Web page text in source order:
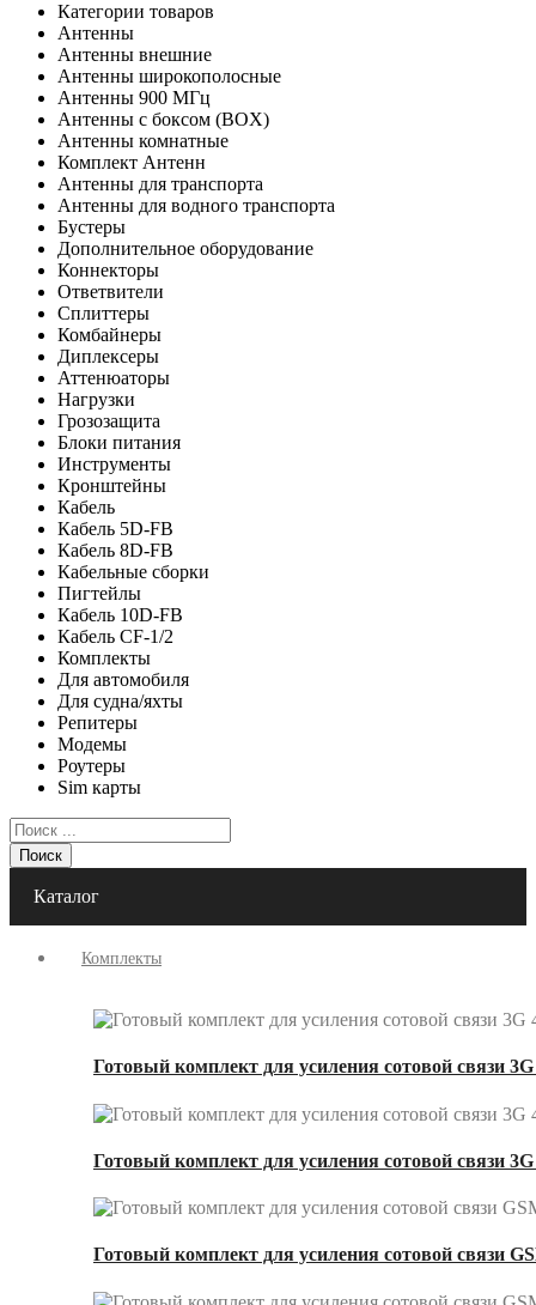
Категории товаров
Антенны
Антенны внешние
Антенны широкополосные
Антенны 900 МГц
Антенны с боксом (BOX)
Антенны комнатные
Комплект Антенн
Антенны для транспорта
Антенны для водного транспорта
Бустеры
Дополнительное оборудование
Коннекторы
Ответвители
Сплиттеры
Комбайнеры
Диплексеры
Аттенюаторы
Нагрузки
Грозозащита
Блоки питания
Инструменты
Кронштейны
Кабель
Кабель 5D-FB
Кабель 8D-FB
Кабельные сборки
Пигтейлы
Кабель 10D-FB
Кабель CF-1/2
Комплекты
Для автомобиля
Для судна/яхты
Репитеры
Модемы
Роутеры
Sim карты
Поиск
Каталог
Комплекты
Готовый комплект для усиления сотовой связи
Готовый комплект для усиления сотовой связи
Готовый комплект для усиления сотовой связи